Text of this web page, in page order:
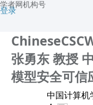
学者网机构号
登录
张勇东 教授
模型安全可信
中国计算